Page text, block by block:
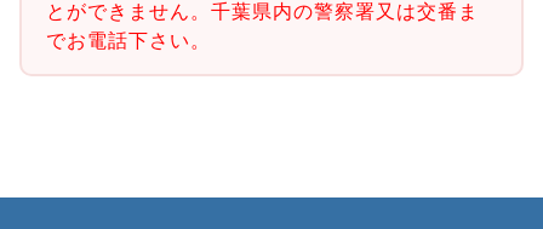
とができません。千葉県内の警察署又は交番ま
でお電話下さい。